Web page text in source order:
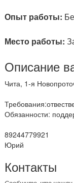
Опыт работы:
Место работы:
Описание
Чита, 1-я
Обязанности:
89244779921
Юрий
Контакты